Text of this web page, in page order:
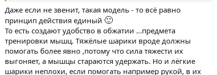
Очень хочеться мнения Доктора об описаном выше
применении шариков!
Даже если не звенит, такая модель - то всё равно
принцип действия единый 🙂
То есть создают удобство в обжатии ...предмета
тренировки мышц. Тяжёлые шарики вроде должны
помогать более явно ,потому что сила тяжести их
выгоняет, а мышцы стараются удержать. Но и лёгкие
шарики неплохи, если помогать например рукой, в их